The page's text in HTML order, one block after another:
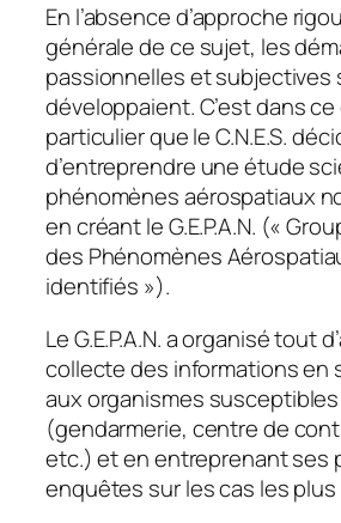
En l’absence d’approche
générale de ce sujet, les
passionnelles et subjectives
développaient. C’est dans
particulier que le C.N.E.S.
d’entreprendre une étude
phénomènes aérospatiaux
en créant le G.E.P.A.N. («
des Phénomènes
identifiés »).
Le G.E.P.A.N. a organisé tout
collecte des informations en
aux organismes susceptibles
(gendarmerie, centre de
etc.) et en entreprenant ses
enquêtes sur les cas les